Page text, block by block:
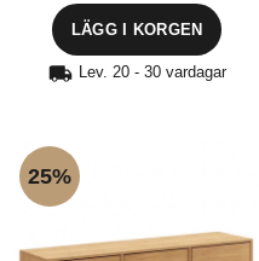
LÄGG I KORGEN
Lev. 20 - 30 vardagar
25%